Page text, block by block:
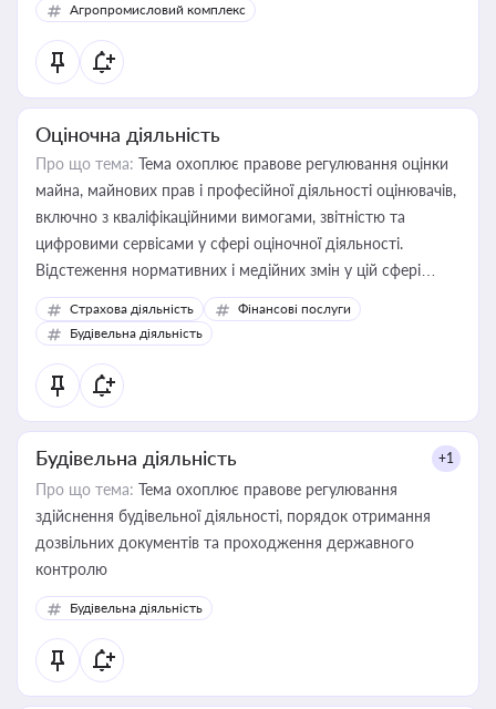
Агропромисловий комплекс
Оціночна діяльність
Про що тема: Тема охоплює правове регулювання оцінки
майна, майнових прав і професійної діяльності оцінювачів,
включно з кваліфікаційними вимогами, звітністю та
цифровими сервісами у сфері оціночної діяльності.
Відстеження нормативних і медійних змін у цій сфері
корисне для власника бізнесу, керівника, юриста або
бухгалтера під час оподаткування, приватизації, оренди
державного майна, корпоративних угод і перевірки
статусу суб'єктів оціночної діяльності
Страхова діяльність
Фінансові послуги
Будівельна діяльність
Будівельна діяльність +1
Про що тема: Тема охоплює правове регулювання
здійснення будівельної діяльності, порядок отримання
дозвільних документів та проходження державного
контролю
Будівельна діяльність